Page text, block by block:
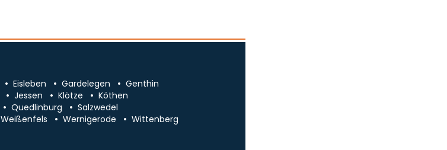
Eisleben Gardelegen
Genthin
Jessen Klötze
Köthen
Quedlinburg
Salzwedel
Weißenfels Wernigerode
Wittenberg